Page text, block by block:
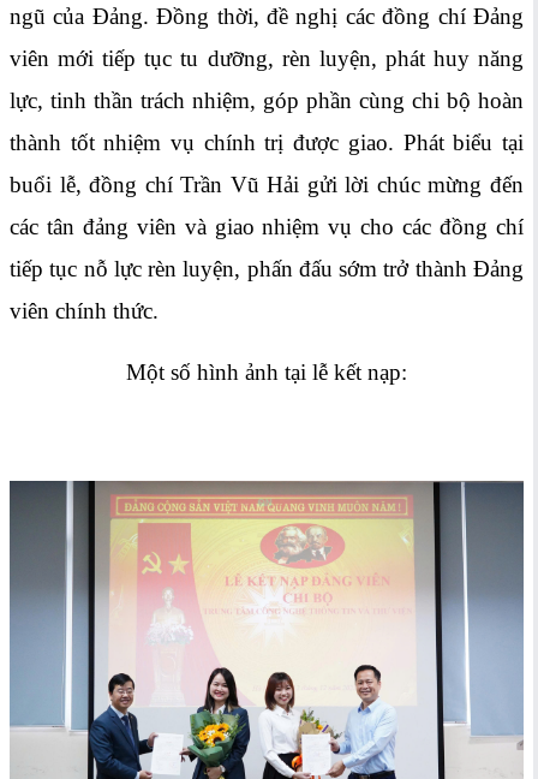
ngũ của Đảng. Đồng thời, đề nghị các đồng chí Đảng
viên mới tiếp tục tu dưỡng, rèn luyện, phát huy năng
lực, tinh thần trách nhiệm, góp phần cùng chi bộ hoàn
thành tốt nhiệm vụ chính trị được giao. Phát biểu tại
buổi lễ, đồng chí Trần Vũ Hải gửi lời chúc mừng đến
các tân đảng viên và giao nhiệm vụ cho các đồng chí
tiếp tục nỗ lực rèn luyện, phấn đấu sớm trở thành Đảng
viên chính thức.
Một số hình ảnh tại lễ kết nạp: